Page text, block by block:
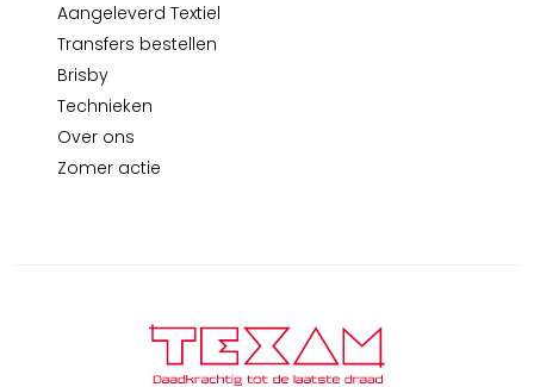
Aangeleverd Textiel
Transfers bestellen
Brisby
Technieken
Over ons
Zomer actie